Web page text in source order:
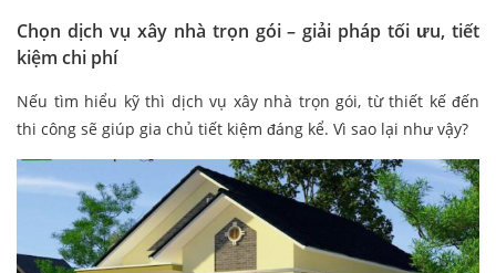
Chọn dịch vụ xây nhà trọn gói – giải pháp tối ưu, tiết
kiệm chi phí
Nếu tìm hiểu kỹ thì dịch vụ xây nhà trọn gói, từ thiết kế đến
thi công sẽ giúp gia chủ tiết kiệm đáng kể. Vì sao lại như vậy?